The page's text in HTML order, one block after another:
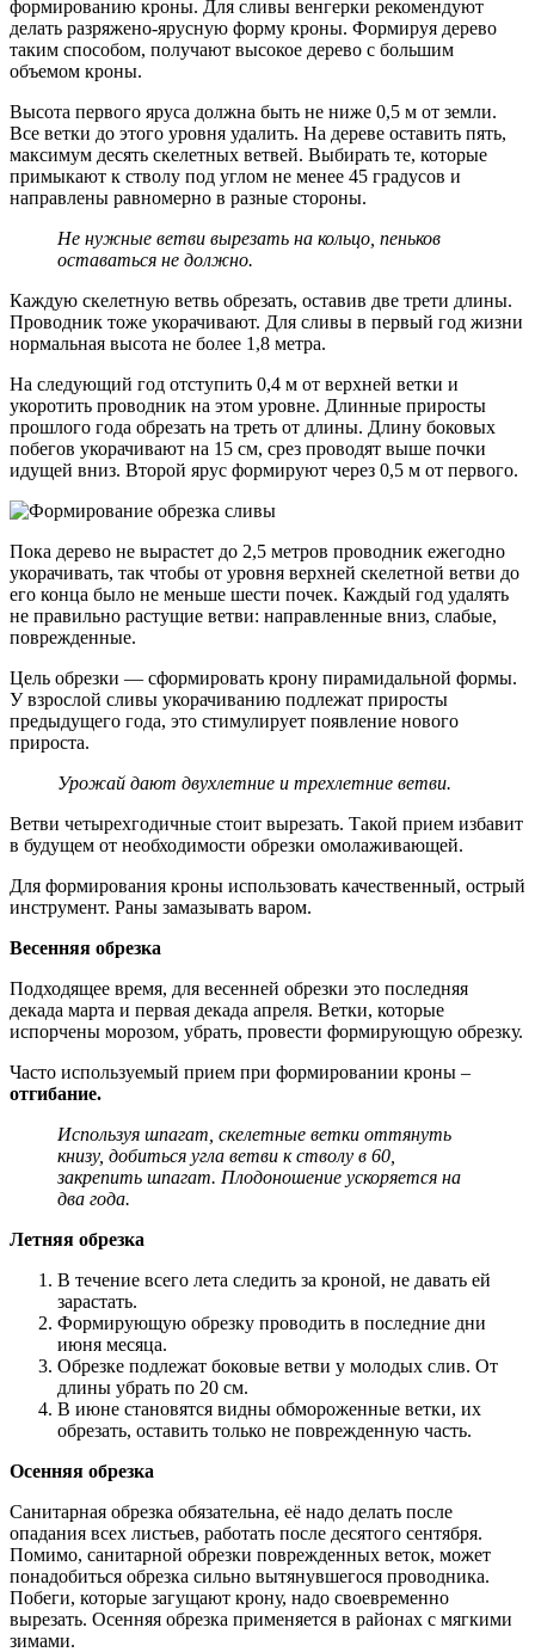
формированию кроны. Для сливы венгерки рекомендуют
делать разряжено-ярусную форму кроны. Формируя дерево
таким способом, получают высокое дерево с большим
объемом кроны.
Высота первого яруса должна быть не ниже 0,5 м от земли.
Все ветки до этого уровня удалить. На дереве оставить пять,
максимум десять скелетных ветвей. Выбирать те, которые
примыкают к стволу под углом не менее 45 градусов и
направлены равномерно в разные стороны.
Не нужные ветви вырезать на кольцо, пеньков
оставаться не должно.
Каждую скелетную ветвь обрезать, оставив две трети длины.
Проводник тоже укорачивают. Для сливы в первый год жизни
нормальная высота не более 1,8 метра.
На следующий год отступить 0,4 м от верхней ветки и
укоротить проводник на этом уровне. Длинные приросты
прошлого года обрезать на треть от длины. Длину боковых
побегов укорачивают на 15 см, срез проводят выше почки
идущей вниз. Второй ярус формируют через 0,5 м от первого.
Пока дерево не вырастет до 2,5 метров проводник ежегодно
укорачивать, так чтобы от уровня верхней скелетной ветви до
его конца было не меньше шести почек. Каждый год удалять
не правильно растущие ветви: направленные вниз, слабые,
поврежденные.
Цель обрезки — сформировать крону пирамидальной формы.
У взрослой сливы укорачиванию подлежат приросты
предыдущего года, это стимулирует появление нового
прироста.
Урожай дают двухлетние и трехлетние ветви.
Ветви четырехгодичные стоит вырезать. Такой прием избавит
в будущем от необходимости обрезки омолаживающей.
Для формирования кроны использовать качественный, острый
инструмент. Раны замазывать варом.
Весенняя обрезка
Подходящее время, для весенней обрезки это последняя
декада марта и первая декада апреля. Ветки, которые
испорчены морозом, убрать, провести формирующую обрезку.
Часто используемый прием при формировании кроны –
отгибание.
Используя шпагат, скелетные ветки оттянуть
книзу, добиться угла ветви к стволу в 60,
закрепить шпагат. Плодоношение ускоряется на
два года.
Летняя обрезка
В течение всего лета следить за кроной, не давать ей
зарастать.
Формирующую обрезку проводить в последние дни
июня месяца.
Обрезке подлежат боковые ветви у молодых слив. От
длины убрать по 20 см.
В июне становятся видны обмороженные ветки, их
обрезать, оставить только не поврежденную часть.
Осенняя обрезка
Санитарная обрезка обязательна, её надо делать после
опадания всех листьев, работать после десятого сентября.
Помимо, санитарной обрезки поврежденных веток, может
понадобиться обрезка сильно вытянувшегося проводника.
Побеги, которые загущают крону, надо своевременно
вырезать. Осенняя обрезка применяется в районах с мягкими
зимами.